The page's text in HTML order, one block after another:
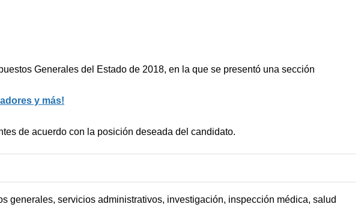
Generales del Estado de 2018, en la que se presentó una sección
y más!
de acuerdo con la posición deseada del candidato.
generales, servicios administrativos, investigación, inspección médica, salud